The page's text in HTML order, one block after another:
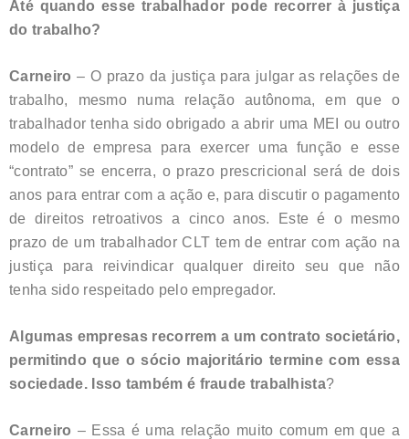
Até quando esse trabalhador pode recorrer à justiça
do trabalho?
Carneiro – O prazo da justiça para julgar as relações de
trabalho, mesmo numa relação autônoma, em que o
trabalhador tenha sido obrigado a abrir uma MEI ou outro
modelo de empresa para exercer uma função e esse
“contrato” se encerra, o prazo prescricional será de dois
anos para entrar com a ação e, para discutir o pagamento
de direitos retroativos a cinco anos. Este é o mesmo
prazo de um trabalhador CLT tem de entrar com ação na
justiça para reivindicar qualquer direito seu que não
tenha sido respeitado pelo empregador.
Algumas empresas recorrem a um contrato societário,
permitindo que o sócio majoritário termine com essa
sociedade. Isso também é fraude trabalhista?
Carneiro – Essa é uma relação muito comum em que a